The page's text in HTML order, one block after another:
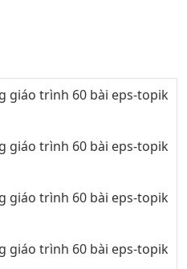
giáo trình 60 bài eps-topik
giáo trình 60 bài eps-topik
giáo trình 60 bài eps-topik
giáo trình 60 bài eps-topik